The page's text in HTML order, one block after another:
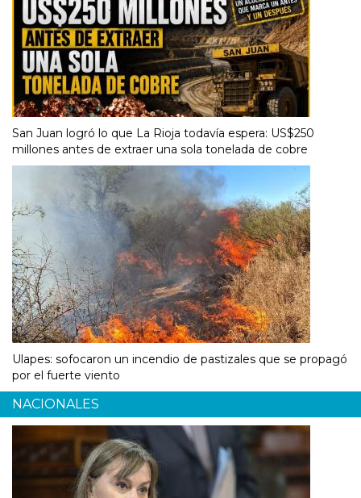
San Juan logró lo que La Rioja todavía espera: US$250
millones antes de extraer una sola tonelada de cobre
Ulapes: sofocaron un incendio de pastizales que se propagó
por el fuerte viento
NACIONALES